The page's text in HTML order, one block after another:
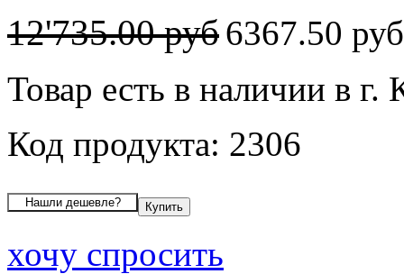
12'735.00 руб6367.50
Товар есть в наличии в г.
Код продукта: 2306
хочу спросить